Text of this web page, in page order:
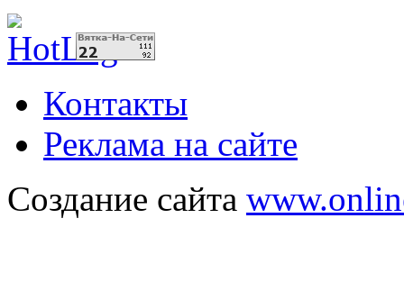
Контакты
Реклама на сайте
Создание сайта